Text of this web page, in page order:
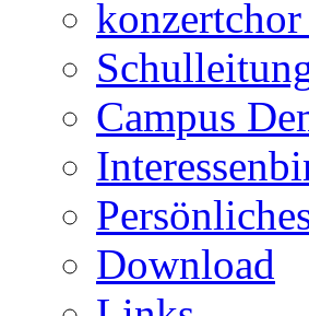
Campus
Download